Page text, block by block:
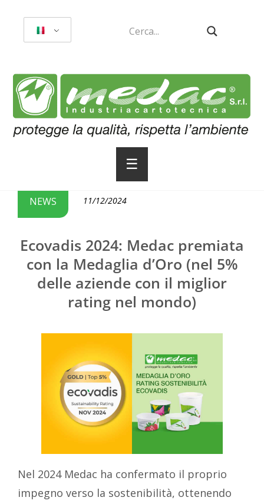
☰
NEWS 11/12/2024
Ecovadis 2024: Medac premiata
con la Medaglia d’Oro (nel 5%
delle aziende con il miglior
rating nel mondo)
Nel 2024 Medac ha confermato il proprio
impegno verso la sostenibilità, ottenendo